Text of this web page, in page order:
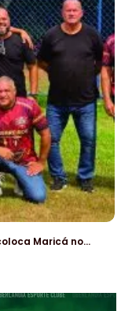
Maricá no…